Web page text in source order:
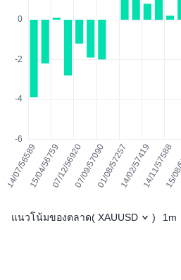
แนวโน้มของตลาด( XAUUSD ) 1m